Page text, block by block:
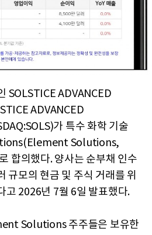
SOLSTICE ADVANCED
ADVANCED
가 특수 화학 기술
Solutions,
합의했다. 양사는 순부채 인수
규모의 현금 및 주식 거래를 위
고 2026년 7월 6일 발표했다.
Solutions 주주들은 보유한